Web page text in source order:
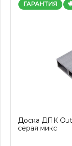
Доска ДПК
серая микс